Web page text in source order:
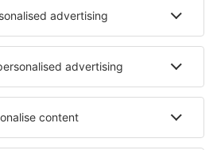
- orașe
Cazare în Llanarmon Dyffryn Ceiriog
în Foligno